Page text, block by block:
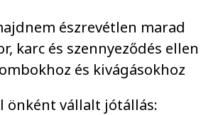
észrevétlen marad
karc és szennyeződés ellen
és kivágásokhoz
önként vállalt jótállás: